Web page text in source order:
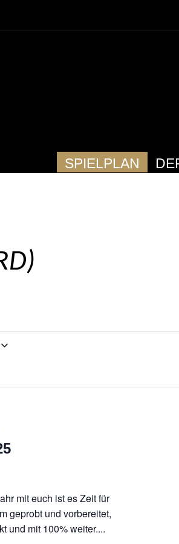
SPIELPLAN
mit euch ist es Zeit für
geprobt und vorbereitet,
und mit 100% weiter....